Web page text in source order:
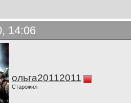
14:06
ольга20112011
Старожил